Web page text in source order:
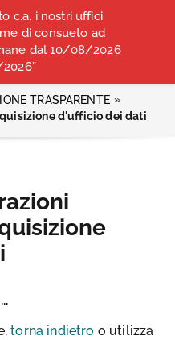
ALBO OPI ANCONA
CONVENZIONI
TRASPARENTE »
d'ufficio dei dati
torna indietro o utilizza
c.a. i nostri uffici
di consueto ad
dal 10/08/2026